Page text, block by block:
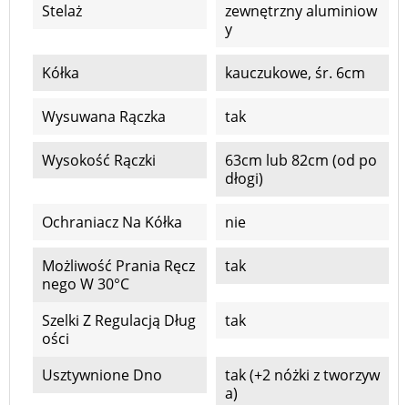
Stelaż
zewnętrzny aluminiow
y
Kółka kauczukowe, śr. 6cm
Wysuwana Rączka tak
Wysokość Rączki
63cm lub 82cm (od po
dłogi)
Ochraniacz Na Kółka nie
Możliwość Prania Ręcz
Nego W 30°C
tak
Szelki Z Regulacją Dług
Ości
tak
Usztywnione Dno
tak (+2 nóżki z tworzyw
a)